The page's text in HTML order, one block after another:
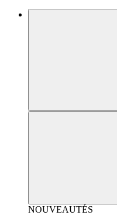
NOUVEAUTÉS